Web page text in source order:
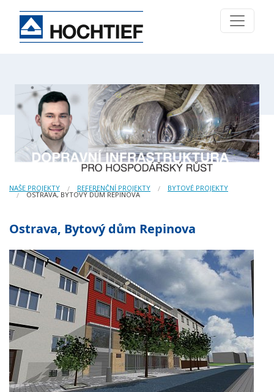
NAŠE PROJEKTY REFERENČNÍ PROJEKTY BYTOVÉ PROJEKTY
OSTRAVA, BYTOVÝ DŮM REPINOVA
Ostrava, Bytový dům Repinova